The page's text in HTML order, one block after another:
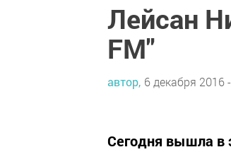
Лейсан
FM"
автор, 6 декабря 2016
Сегодня вышла в